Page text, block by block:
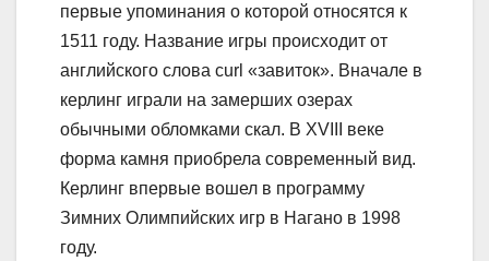
первые упоминания о которой относятся к
1511 году. Название игры происходит от
английского слова curl «завиток». Вначале в
керлинг играли на замерших озерах
обычными обломками скал. В XVIII веке
форма камня приобрела современный вид.
Керлинг впервые вошел в программу
Зимних Олимпийских игр в Нагано в 1998
году.